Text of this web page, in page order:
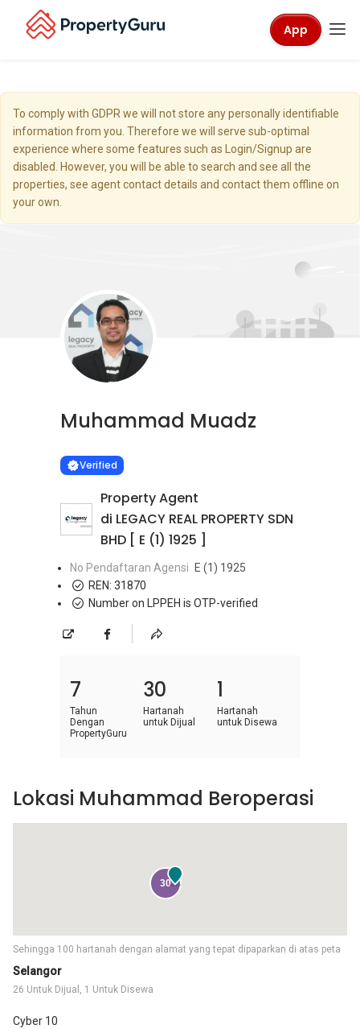
App
To comply with GDPR we will not store any personally identifiable
information from you. Therefore we will serve sub-optimal
experience where some features such as Login/Signup are
disabled. However, you will be able to search and see all the
properties, see agent contact details and contact them offline on
your own.
Muhammad Muadz
VERIFIED
Verified
Property Agent
di LEGACY REAL PROPERTY SDN
BHD [ E (1) 1925 ]
No Pendaftaran Agensi
E (1) 1925
REN: 31870
Number on LPPEH is OTP-verified
7
Tahun
Dengan
PropertyGuru
30
Hartanah
untuk Dijual
1
Hartanah
untuk Disewa
Selangor
26 Untuk Dijual, 1 Untuk Disewa
Cyber 10
Sehingga 100 hartanah dengan alamat yang tepat dipaparkan di atas peta
30
Lokasi Muhammad Beroperasi
Learn more